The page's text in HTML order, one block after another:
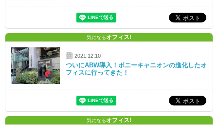
気になるオフィス!
2021.12.10
ついにABW導入！ポニーキャニオンの進化したオ
フィスに行ってきた！
気になるオフィス!